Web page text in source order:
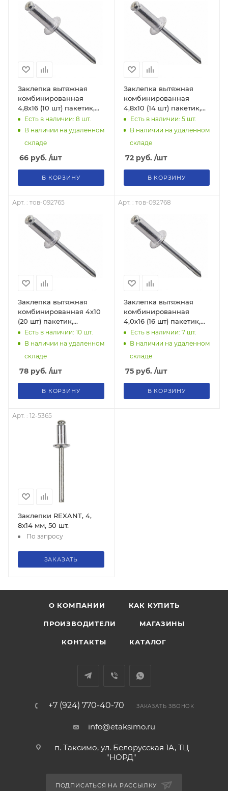
Заклепка вытяжная
комбинированная
4,8х16 (10 шт) пакетик,
тов-092773
Есть в наличии: 8 шт.
В наличии на удаленном
складе
66 руб. /шт
В КОРЗИНУ
Заклепка вытяжная
комбинированная
4,8х10 (14 шт) пакетик,
тов-092771
Есть в наличии: 5шт.
В наличии на удаленном
складе
72руб. /шт
В КОРЗИНУ
Арт. : тов-092765
Заклепка вытяжная
комбинированная 4х10
(20 шт) пакетик,
тов-092765
Есть в наличии: 10 шт.
В наличии на удаленном
складе
78 руб. /шт
В КОРЗИНУ
Арт. : тов-092768
Заклепка вытяжная
комбинированная
4,0х16 (16 шт) пакетик,
тов-092768
Есть в наличии: 7шт.
В наличии на удаленном
складе
75руб. /шт
В КОРЗИНУ
Арт. : 12-5365
Заклепки REXANT, 4,
8x14 мм, 50 шт.
По запросу
ЗАКАЗАТЬ
О КОМПАНИИ КАК КУПИТЬ
ПРОИЗВОДИТЕЛИ МАГАЗИНЫ
КОНТАКТЫ КАТАЛОГ
+7 (924) 770-40-70 ЗАКАЗАТЬ ЗВОНОК
info@etaksimo.ru
п. Таксимо, ул. Белорусская 1А, ТЦ
"НОРД"
ПОДПИСАТЬСЯ НА РАССЫЛКУ